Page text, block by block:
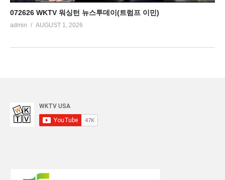
072626 WKTV 워싱턴 뉴스투데이(트럼프 이민)
admin AUGUST 1, 2026